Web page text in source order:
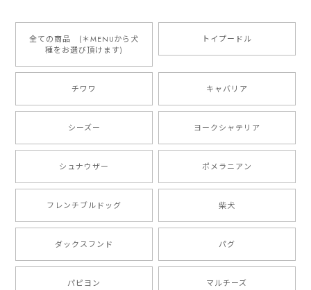
とっても可愛くて、わんちゃんの名前や電話番号も分か
りやすくて最高です！ ありがとうございました❁⃘*.ﾟ
ご縁がありましたら、またよろしくお願いいたします。
【 自然に囲まれた ダックスフンド 】 キャニスター 保存容器 お家用 プレゼント 犬 ペット うちの子 犬グッズ
【 ボーダーコリー 水彩画風 毛色4色 】 手帳 スマホケース 犬 うちの子 iPhone & Android
ったです。 ご連絡が取りづらい点だけ少し不安になり
ましたが、商品の素敵さでチャラです。 本当に可愛
い。ありがとうございます。
全ての商品 (＊MENUから犬
種をお選び頂けます)
トイプードル
チワワ キャバリア
シーズー ヨークシャテリア
シュナウザー ポメラニアン
フレンチブルドッグ 柴犬
ダックスフンド パグ
パピヨン マルチーズ